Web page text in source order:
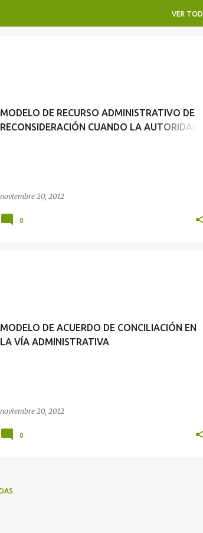
VER
MODELO DE RECURSO ADMINISTRATIVO DE
RECONSIDERACIÓN CUANDO LA AUTORIDAD
noviembre 20, 2012
0
MODELO DE ACUERDO DE CONCILIACIÓN EN
LA VÍA ADMINISTRATIVA
noviembre 20, 2012
0